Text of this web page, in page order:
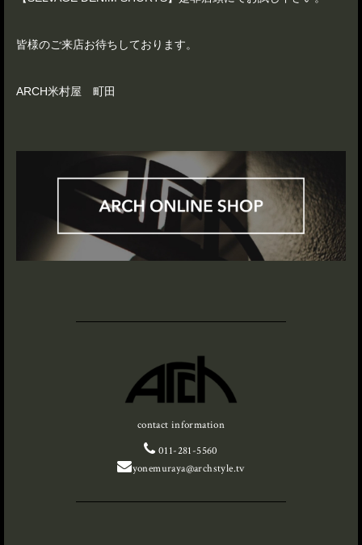
皆様のご来店お待ちしております。
ARCH米村屋 町田
contact information
011-281-5560
yonemuraya@archstyle.tv